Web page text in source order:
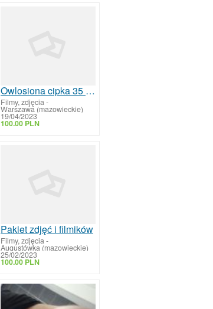
Owlosiona cipka 35 lat Foto Video
Filmy, zdjęcia-
Warszawa (mazowieckie)
19/04/2023
100.00 PLN
Pakiet zdjęć i filmików
Filmy, zdjęcia-
Augustówka (mazowieckie)
25/02/2023
100.00 PLN